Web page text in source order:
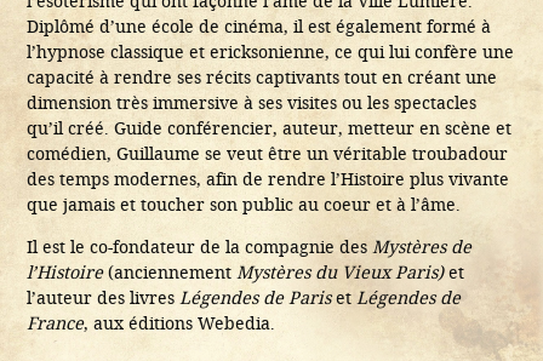
Diplômé d’une école de cinéma, il est également formé à
l’hypnose classique et ericksonienne, ce qui lui confère une
capacité à rendre ses récits captivants tout en créant une
dimension très immersive à ses visites ou les spectacles
qu’il créé. Guide conférencier, auteur, metteur en scène et
comédien, Guillaume se veut être un véritable troubadour
des temps modernes, afin de rendre l’Histoire plus vivante
que jamais et toucher son public au coeur et à l’âme.
Il est le co-fondateur de la compagnie desMystères de
l’Histoire(anciennementMystères du Vieux Paris)et
l’auteur des livresLégendes de ParisetLégendes de
France, aux éditions Webedia.